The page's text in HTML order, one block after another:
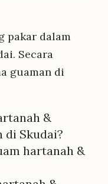
pakar dalam
Secara
guaman di
&
di Skudai?
hartanah &